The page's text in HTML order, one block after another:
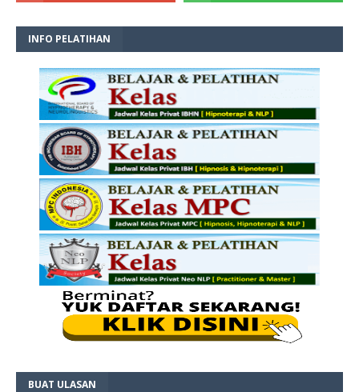
INFO PELATIHAN
BUAT ULASAN